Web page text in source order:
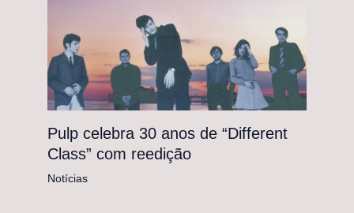
Pulp celebra 30 anos de “Different
Class” com reedição
Notícias